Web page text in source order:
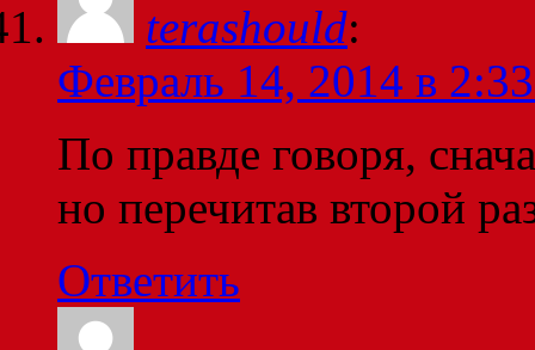
terashould:
Февраль 14, 2014 в
По правде говоря,
но перечитав второй
Ответить